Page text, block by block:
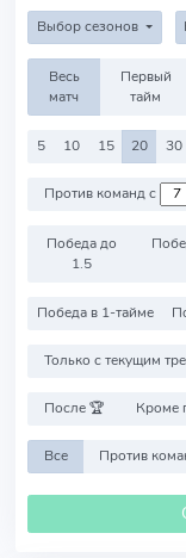
Выбор сезонов
Весь
матч
Первый
тайм
5 10 15 20 30
Против команд с
Победа до
1.5
Победа в 1-тайме
Только с текущим
После 🏆 Кроме
Все